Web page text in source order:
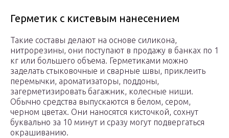
Герметик с кистевым нанесением
Такие составы делают на основе силикона,
нитрорезины, они поступают в продажу в банках по 1
кг или большего объема. Герметиками можно
заделать стыковочные и сварные швы, приклеить
перемычки, ароматизаторы, поддоны,
загерметизировать багажник, колесные ниши.
Обычно средства выпускаются в белом, сером,
черном цветах. Они наносятся кисточкой, сохнут
буквально за 10 минут и сразу могут подвергаться
окрашиванию.